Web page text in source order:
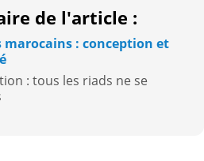
de l'article :
marocains : conception et
: tous les riads ne se